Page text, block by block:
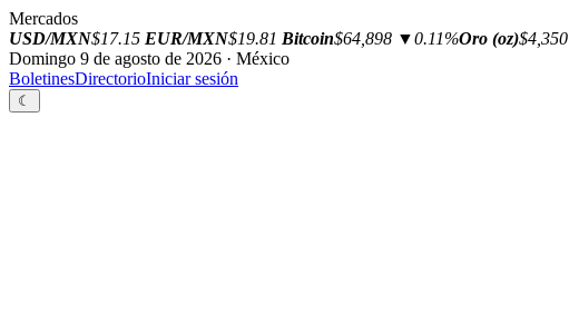
Mercados
USD/MXN$17.15 EUR/MXN$19.81 Bitcoin$64,898 ▼0.11%Oro (oz)$4,350
Domingo 9 de agosto de 2026 · México
BoletinesDirectorioIniciar sesión
☾